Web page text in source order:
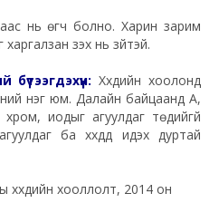
нь өгч болно. Харин зарим
харгалзан үзэх нь зүйтэй.
Хүүхдийн хоолонд
нэг юм. Далайн байцаанд А,
иодыг агуулдаг төдийгүй
ба хүүхдүүд идэх дуртай
хүүхдийн хооллолт, 2014 он